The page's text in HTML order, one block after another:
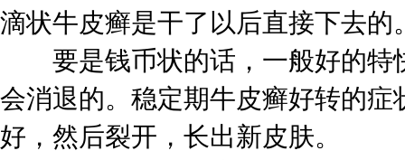
滴状牛皮癣是干了以后直接下去的
要是钱币状的话，一般好的特
会消退的。稳定期牛皮癣好转的
好，然后裂开，长出新皮肤。